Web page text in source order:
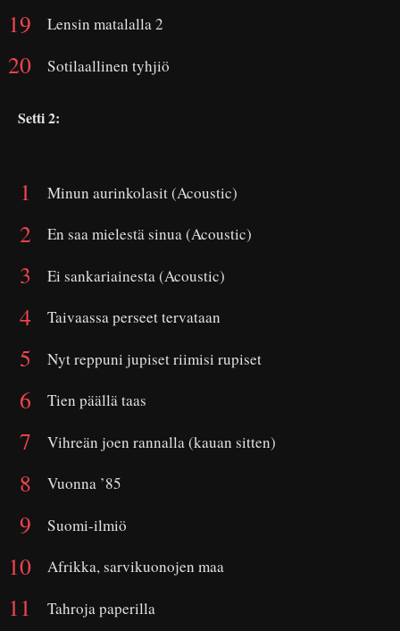
Lensin matalalla 2
Sotilaallinen tyhjiö
Setti 2:
Minun aurinkolasit (Acoustic)
En saa mielestä sinua (Acoustic)
Ei sankariainesta (Acoustic)
Taivaassa perseet tervataan
Nyt reppuni jupiset riimisi rupiset
Tien päällä taas
Vihreän joen rannalla (kauan sitten)
Vuonna ’85
Suomi-ilmiö
Afrikka, sarvikuonojen maa
Tahroja paperilla